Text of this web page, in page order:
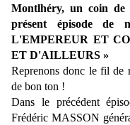
Montlhéry, un coin de
présent épisode de
L'EMPEREUR ET
ET D'AILLEURS »
Reprenons donc le fil de
de bon ton !
Dans le précédent
Frédéric MASSON